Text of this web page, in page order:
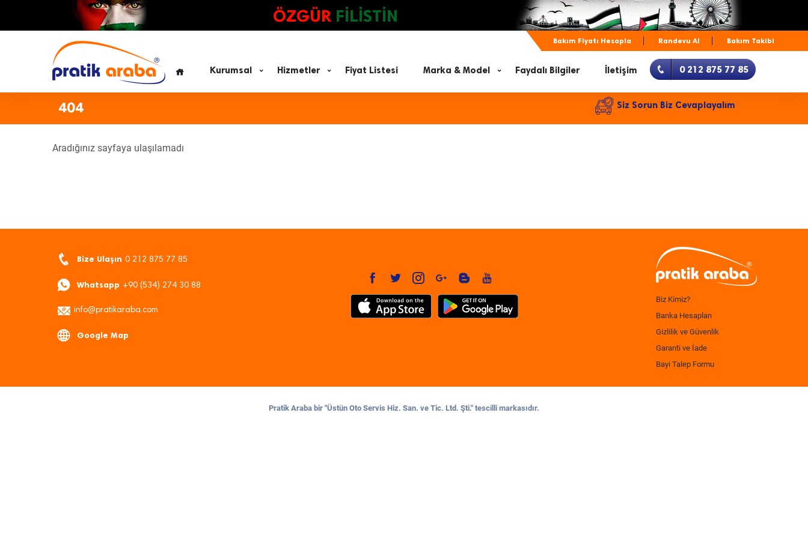
ÖZGÜR FİLİSTİN
Bakım Fiyatı Hesapla Randevu Al Bakım Takibi
Kurumsal Hizmetler Fiyat Listesi Marka & Model Faydalı Bilgiler İletişim 0 212 875 77 85
404 Siz Sorun Biz Cevaplayalım
Aradığınız sayfaya ulaşılamadı
Bize Ulaşın 0 212 875 77 85
Whatsapp +90 (534) 274 30 88
info@pratikaraba.com
Google Map
Biz Kimiz?
Banka Hesapları
Gizlilik ve Güvenlik
Garanti ve İade
Bayi Talep Formu
Pratik Araba bir "Üstün Oto Servis Hiz. San. ve Tic. Ltd. Şti." tescilli markasıdır.